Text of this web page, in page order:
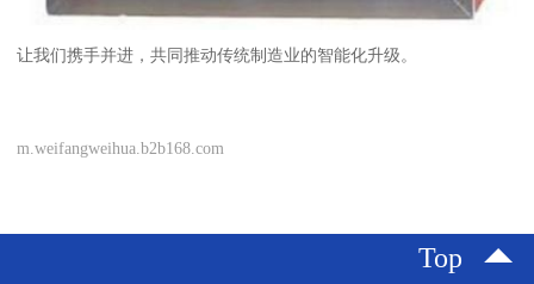
让我们携手并进，共同推动传统制造业的智能化升级。
m.weifangweihua.b2b168.com
Top